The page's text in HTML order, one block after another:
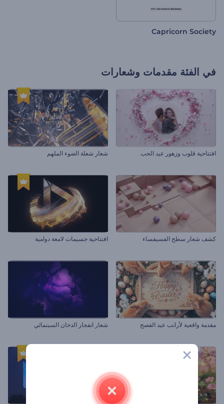
Capricorn Society
في الفئة مقدمات وشعارات
افتتاحية قلوب وزهور عيد الحب شعار شعلة الضوء الملهم
كشف شعار سطح الفسيفساء افتتاحية جسيمات لامعة دوامية
مقدمة واقعية لأرانب عيد الفصح شعار انفجار الدخان السينمائي